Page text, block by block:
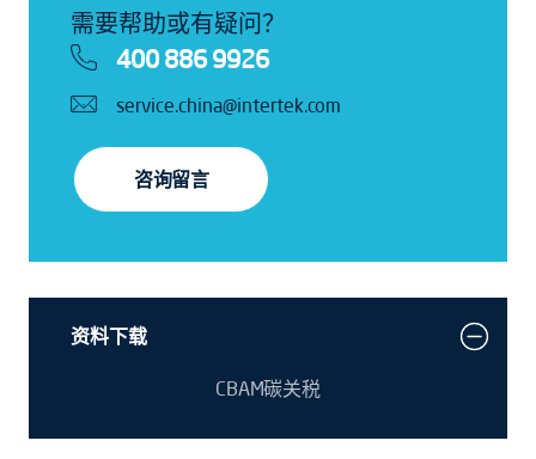
需要帮助或有疑问？
400 886 9926
service.china@intertek.com
咨询留言
资料下载
CBAM碳关税